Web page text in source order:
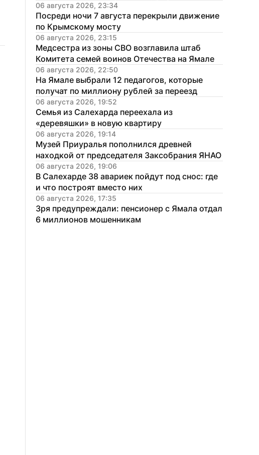
06 августа 2026, 23:34
Посреди ночи 7 августа перекрыли движение
по Крымскому мосту
06 августа 2026, 23:15
Медсестра из зоны СВО возглавила штаб
Комитета семей воинов Отечества на Ямале
06 августа 2026, 22:50
На Ямале выбрали 12 педагогов, которые
получат по миллиону рублей за переезд
06 августа 2026, 19:52
Семья из Салехарда переехала из
«деревяшки» в новую квартиру
06 августа 2026, 19:14
Музей Приуралья пополнился древней
находкой от председателя Заксобрания ЯНАО
06 августа 2026, 19:06
В Салехарде 38 авариек пойдут под снос: где
и что построят вместо них
06 августа 2026, 17:35
Зря предупреждали: пенсионер с Ямала отдал
6 миллионов мошенникам